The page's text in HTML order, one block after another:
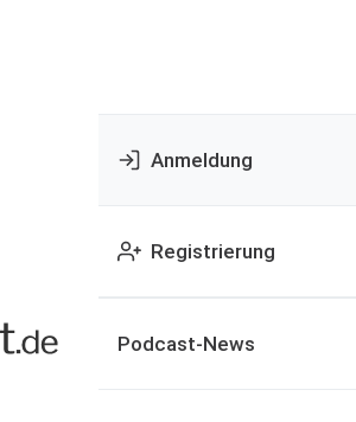
Anmeldung
Registrierung
Podcast-News